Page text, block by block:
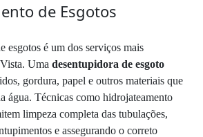
de Esgotos
esgotos é um dos serviços mais
Uma desentupidora de esgoto
gordura, papel e outros materiais que
água. Técnicas como hidrojateamento
limpeza completa das tubulações,
e assegurando o correto